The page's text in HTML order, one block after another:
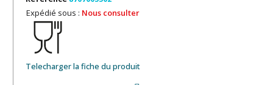
Expédié sous : Nous consulter
Telecharger la fiche du produit